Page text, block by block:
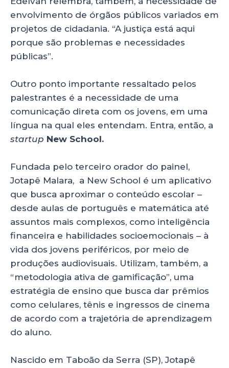
envolvimento de órgãos públicos variados em
projetos de cidadania. “A justiça está aqui
porque são problemas e necessidades
públicas”.
Outro ponto importante ressaltado pelos
palestrantes é a necessidade de uma
comunicação direta com os jovens, em uma
língua na qual eles entendam. Entra, então, a
startup New School.
Fundada pelo terceiro orador do painel,
Jotapê Malara, a New School é um aplicativo
que busca aproximar o conteúdo escolar –
desde aulas de português e matemática até
assuntos mais complexos, como inteligência
financeira e habilidades socioemocionais – à
vida dos jovens periféricos, por meio de
produções audiovisuais. Utilizam, também, a
“metodologia ativa de gamificação”, uma
estratégia de ensino que busca dar prêmios
como celulares, tênis e ingressos de cinema
de acordo com a trajetória de aprendizagem
do aluno.
Nascido em Taboão da Serra (SP), Jotapê